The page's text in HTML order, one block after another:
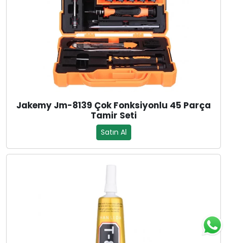
Jakemy Jm-8139 Çok Fonksiyonlu 45 Parça
Tamir Seti
Satın Al